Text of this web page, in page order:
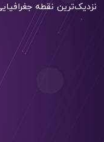
نزدیک‌ترین نقطه